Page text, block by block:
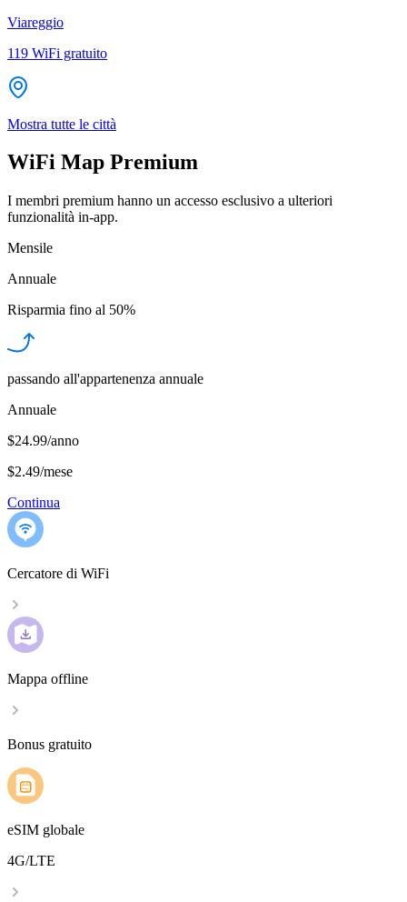
Viareggio
119 WiFi gratuito
Mostra tutte le città
WiFi Map Premium
I membri premium hanno un accesso esclusivo a ulteriori
funzionalità in-app.
Mensile
Annuale
Risparmia fino al 50%
passando all'appartenenza annuale
Annuale
$24.99/anno
$2.49/mese
Continua
Cercatore di WiFi
Mappa offline
Bonus gratuito
eSIM globale
4G/LTE